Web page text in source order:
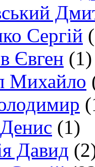
Сергій
Євген (1)
Михайло
(1)
Давид